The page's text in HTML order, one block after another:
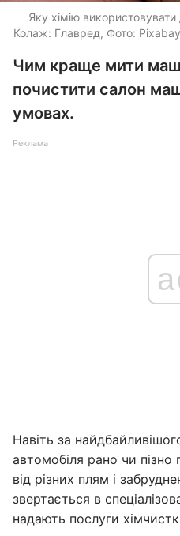
Яку хімію
Колаж: Главред, Фото:
Чим краще мити
почистити салон
умовах.
Реклама
Навіть за
автомобіля рано чи
від різних плям і
звертається в
надають послуги